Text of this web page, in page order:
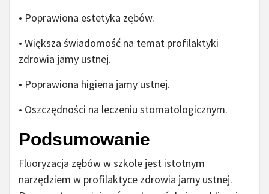
• Poprawiona estetyka zębów.
• Większa świadomość na temat profilaktyki
zdrowia jamy ustnej.
• Poprawiona higiena jamy ustnej.
• Oszczędności na leczeniu stomatologicznym.
Podsumowanie
Fluoryzacja zębów w szkole jest istotnym
narzędziem w profilaktyce zdrowia jamy ustnej.